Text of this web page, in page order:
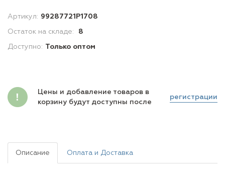
Артикул: 99287721P1708
Остаток на складе: 8
Доступно: Только оптом
Цены и добавление товаров в
корзину будут доступны после
регистрации
Описание Оплата и Доставка